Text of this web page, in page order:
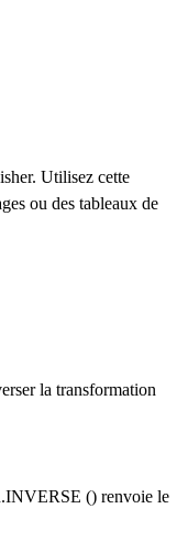
Utilisez cette
ou des tableaux de
la transformation
() renvoie le